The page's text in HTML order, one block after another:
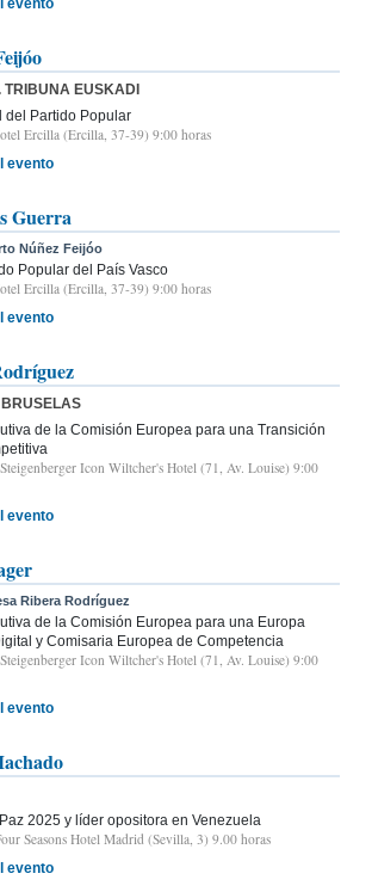
evento
TRIBUNA EUSKADI
del Partido Popular
Ercilla (Ercilla, 37-39) 9:00 horas
evento
Guerra
Núñez Feijóo
Popular del País Vasco
Ercilla (Ercilla, 37-39) 9:00 horas
evento
BRUSELAS
de la Comisión Europea para una Transición
Icon Wiltcher's Hotel (71, Av. Louise) 9:00
evento
Ribera Rodríguez
de la Comisión Europea para una Europa
y Comisaria Europea de Competencia
Icon Wiltcher's Hotel (71, Av. Louise) 9:00
evento
2025 y líder opositora en Venezuela
Seasons Hotel Madrid (Sevilla, 3) 9.00 horas
evento